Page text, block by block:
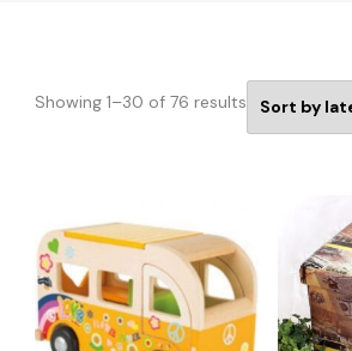
Showing 1–30 of 76 results